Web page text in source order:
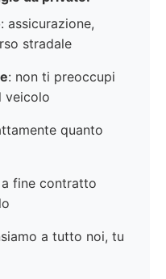
: assicurazione,
stradale
: non ti preoccupi
veicolo
quanto
a fine contratto
a tutto noi, tu